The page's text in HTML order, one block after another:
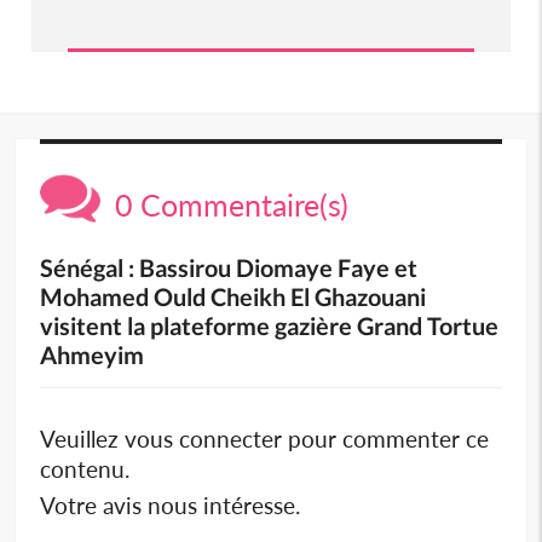
0 Commentaire(s)
Sénégal : Bassirou Diomaye Faye et
Mohamed Ould Cheikh El Ghazouani
visitent la plateforme gazière Grand Tortue
Ahmeyim
Veuillez vous connecter pour commenter ce
contenu.
Votre avis nous intéresse.